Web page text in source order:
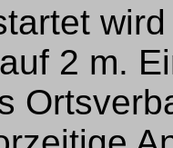
2 m.